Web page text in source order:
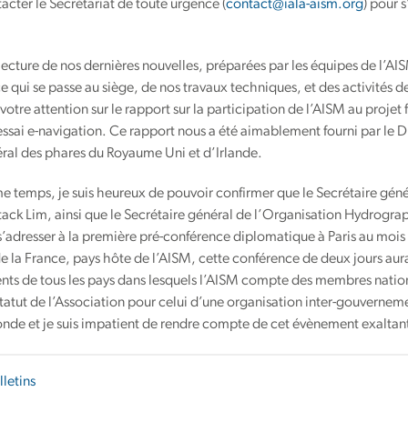
le Secrétariat de toute urgence (contact@iala-aism.org) pour
de nos dernières nouvelles, préparées par les équipes de
qui se passe au siège, de nos travaux techniques, et des activités
votre attention sur le rapport sur la participation de l’AISM au
e-navigation. Ce rapport nous a été aimablement fourni par le
des phares du Royaume Uni et d’Irlande.
temps, je suis heureux de pouvoir confirmer que le Secrétaire
Lim, ainsi que le Secrétaire général de l’Organisation
à la première pré-conférence diplomatique à Paris au
la France, pays hôte de l’AISM, cette conférence de deux jours
de tous les pays dans lesquels l’AISM compte des membres
de l’Association pour celui d’une organisation inter-
et je suis impatient de rendre compte de cet évènement